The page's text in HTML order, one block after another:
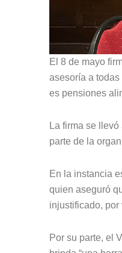
El 8 de mayo
asesoría a
es pensiones
La firma se
parte de la
En la instancia
quien aseguró
injustificado, por
Por su parte, el